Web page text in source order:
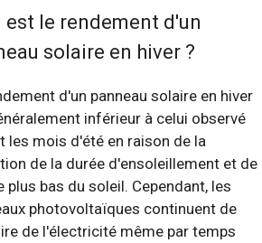
est le rendement d'un
solaire en hiver ?
d'un panneau solaire en hiver
inférieur à celui observé
les mois d'été en raison de la
de la durée d'ensoleillement et de
plus bas du soleil. Cependant, les
photovoltaïques continuent de
de l'électricité même par temps